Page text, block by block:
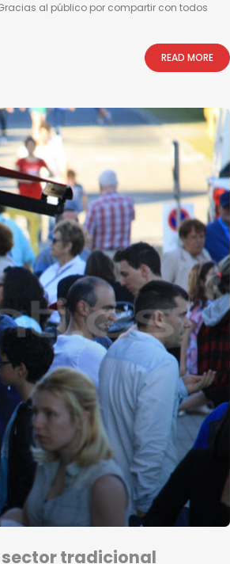
al público por compartir con todos
READ MORE
sector tradicional